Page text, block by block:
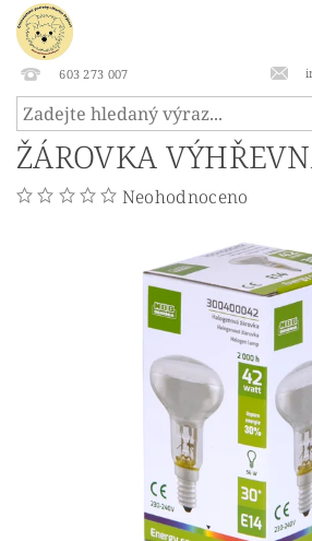
603 273 007
ŽÁROVKA
Neohodnoceno